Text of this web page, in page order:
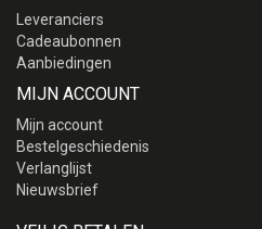
Leveranciers
Cadeaubonnen
Aanbiedingen
MIJN ACCOUNT
Mijn account
Bestelgeschiedenis
Verlanglijst
Nieuwsbrief